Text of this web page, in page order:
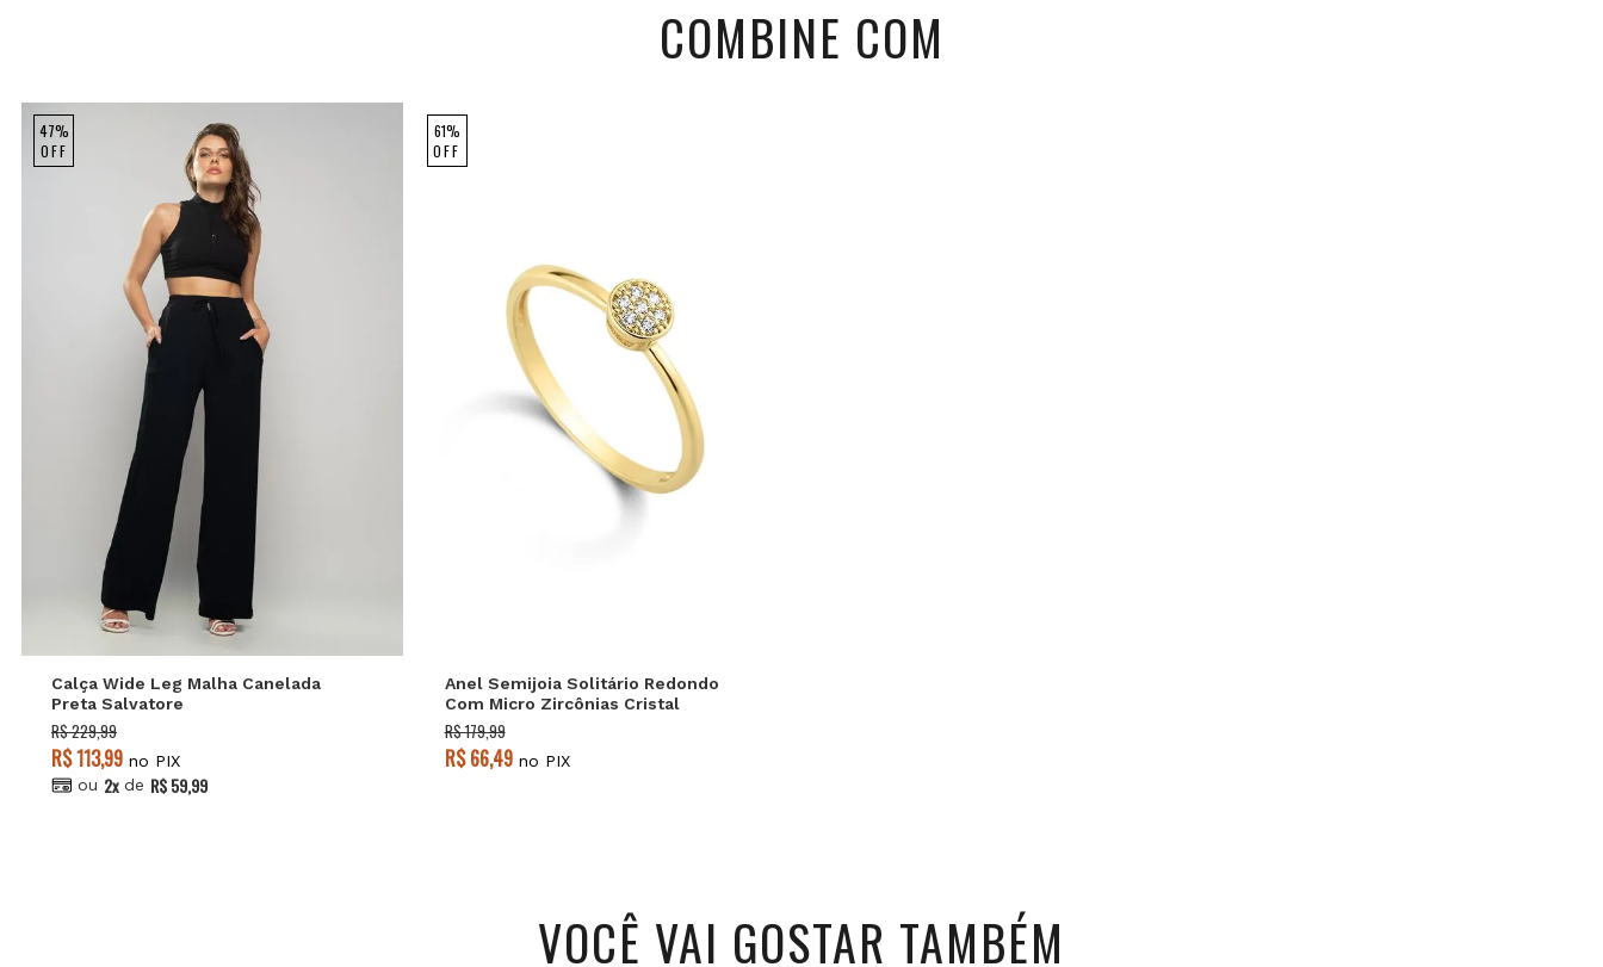
COMBINE COM
47%
OFF
Calça Wide Leg Malha Canelada
Preta Salvatore
R$ 229,99
R$ 113,99 no PIX
ou 2x de R$ 59,99
61%
OFF
Anel Semijoia Solitário Redondo
Com Micro Zircônias Cristal
Banhado a Ouro 18k
R$ 179,99
R$ 66,49no PIX
VOCÊ VAI GOSTAR TAMBÉM